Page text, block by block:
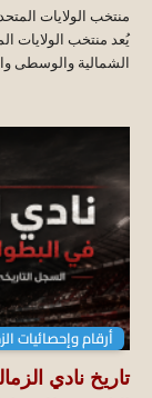
منتخب الولايات
يُعد منتخب الولايات
الشمالية والوسطى
أرقام وإحصائيات
تاريخ نادي